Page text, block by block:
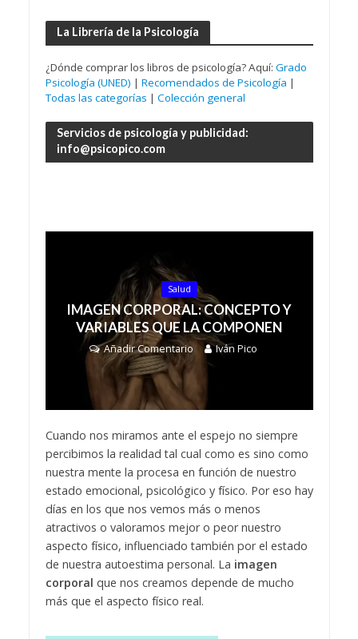
La Librería de la Psicología
¿Dónde comprar los libros de psicología? Aquí: Grado
Psicología (UNED) | Recomendados de Psicología |
Todas las categorías | Colección general
Servicios de psicología y publicidad:
info@psicopico.com
Salud
IMAGEN CORPORAL: CONCEPTO Y
VARIABLES QUE LA COMPONEN
Añadir Comentario Iván Pico
Cuando nos miramos ante el espejo no siempre
percibimos la realidad tal cual como es sino como
nuestra mente la procesa en función de nuestro
estado emocional, psicológico y físico. Por eso hay
días en los que nos vemos más o menos
atractivos o valoramos mejor o peor nuestro
aspecto físico, influenciado también por el estado
de nuestra autoestima personal. La imagen
corporal que nos creamos depende de mucho
más que el aspecto físico real.